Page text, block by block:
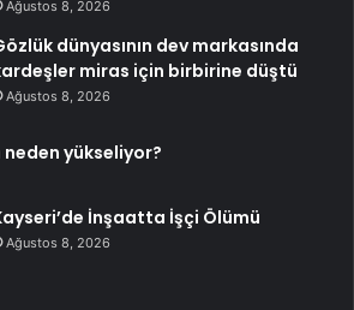
Ağustos 8, 2026
dünyasının dev markasında
miras için birbirine düştü
Ağustos 8, 2026
yükseliyor?
İnşaatta İşçi Ölümü
Ağustos 8, 2026